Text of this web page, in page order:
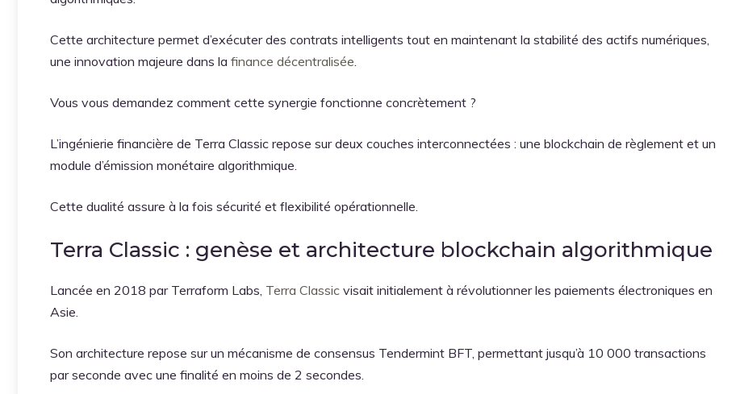
Cette architecture permet d’exécuter des contrats intelligents tout en maintenant la stabilité des actifs numériques,
une innovation majeure dans la finance décentralisée.
Vous vous demandez comment cette synergie fonctionne concrètement ?
L’ingénierie financière de Terra Classic repose sur deux couches interconnectées : une blockchain de règlement et un
module d’émission monétaire algorithmique.
Cette dualité assure à la fois sécurité et flexibilité opérationnelle.
Terra Classic : genèse et architecture blockchain algorithmique
Lancée en 2018 par Terraform Labs, Terra Classic visait initialement à révolutionner les paiements électroniques en
Asie.
Son architecture repose sur un mécanisme de consensus Tendermint BFT, permettant jusqu’à 10 000 transactions
par seconde avec une finalité en moins de 2 secondes.